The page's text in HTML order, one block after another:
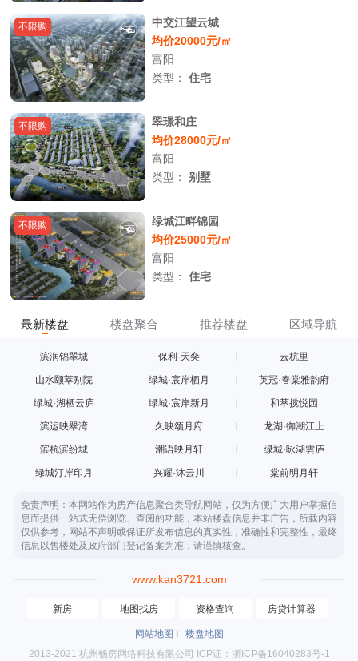
不限购
中交江望云城
均价20000元/㎡
富阳
类型：住宅
不限购
翠璟和庄
均价28000元/㎡
富阳
类型：别墅
不限购
绿城江畔锦园
均价25000元/㎡
富阳
类型：住宅
最新楼盘 楼盘聚合 推荐楼盘 区域导航
滨润锦翠城 保利·天奕 云杭里
山水颐萃别院 绿城·宸岸栖月 英冠·春棠雅韵府
绿城·湖栖云庐 绿城·宸岸新月 和萃揽悦园
滨运映翠湾 久映颂月府 龙湖·御潮江上
滨杭滨纷城 潮语映月轩 绿城·咏湖雲庐
绿城汀岸印月 兴耀·沐云川 棠前明月轩
免责声明：本网站作为房产信息聚合类导航网站，仅为方便广大用户掌握信
息而提供一站式无偿浏览、查阅的功能，本站楼盘信息并非广告，所载内容
仅供参考，网站不声明或保证所发布信息的真实性，准确性和完整性，最终
信息以售楼处及政府部门登记备案为准，请谨慎核查。
www.kan3721.com
新房 地图找房 资格查询 房贷计算器
网站地图
楼盘地图
2013-2021 杭州畅房网络科技有限公司 ICP证：浙ICP备16040283号-1